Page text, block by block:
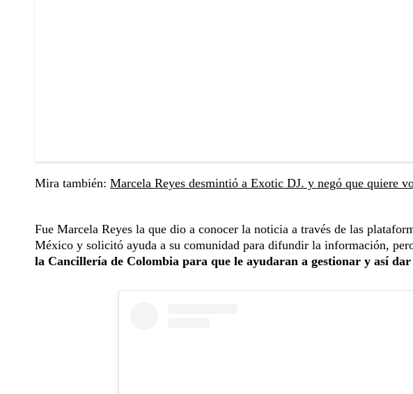
Mira también: Marcela Reyes desmintió a Exotic DJ. y negó que quiere
Fue Marcela Reyes la que dio a conocer la noticia a través de las
México y solicitó ayuda a su comunidad para difundir la información,
la Cancillería de Colombia para que le ayudaran a gestionar y así